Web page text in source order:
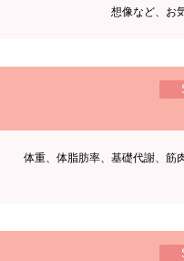
想像など、お
体重、体脂肪率、基礎代謝、筋